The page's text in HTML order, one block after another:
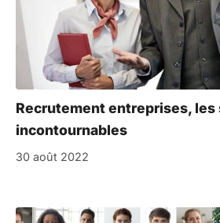
Recrutement entreprises, les
incontournables
30 août 2022